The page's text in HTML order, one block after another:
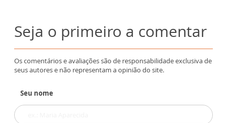
Seja o primeiro a comentar
Os comentários e avaliações são de responsabilidade exclusiva de
seus autores e não representam a opinião do site.
Seu nome